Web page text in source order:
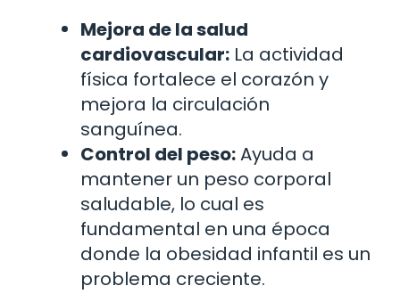
Mejora de la salud
cardiovascular: La actividad
física fortalece el corazón y
mejora la circulación
sanguínea.
Control del peso:Ayuda a
mantener un peso corporal
saludable, lo cual es
fundamental en una época
donde la obesidad infantil es un
problema creciente.